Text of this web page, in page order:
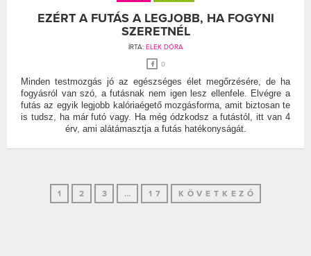
EZÉRT A FUTÁS A LEGJOBB, HA FOGYNI
SZERETNÉL
ÍRTA: ELEK DÓRA
0
Minden testmozgás jó az egészséges élet megőrzésére, de ha
fogyásról van szó, a futásnak nem igen lesz ellenfele. Elvégre a
futás az egyik legjobb kalóriaégető mozgásforma, amit biztosan te
is tudsz, ha már futó vagy. Ha még ódzkodsz a futástól, itt van 4
érv, ami alátámasztja a futás hatékonyságát.
1 2 3 … 17 KÖVETKEZŐ